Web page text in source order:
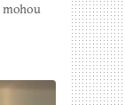
mohou